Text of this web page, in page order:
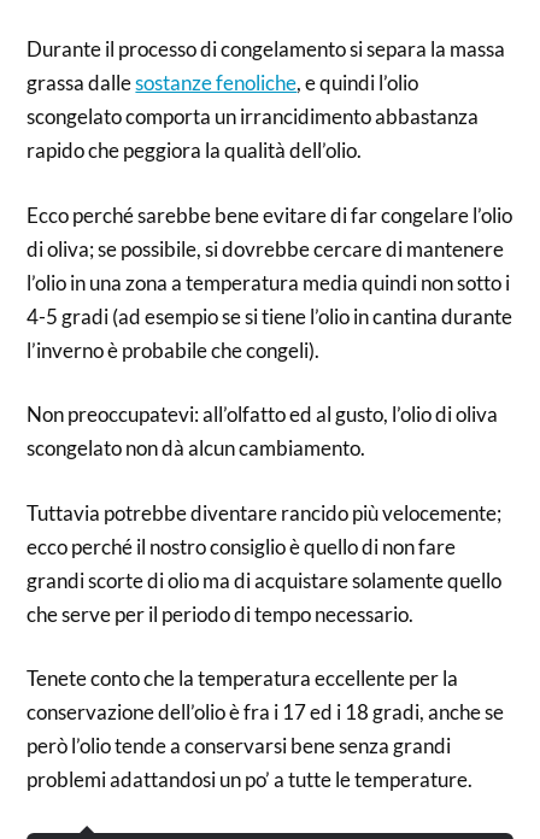
Durante il processo di congelamento si separa la massa
grassa dallesostanze fenoliche, e quindi l’olio
scongelato comporta un irrancidimento abbastanza
rapido che peggiora la qualità dell’olio.
Ecco perché sarebbe bene evitare di far congelare l’olio
di oliva; se possibile, si dovrebbe cercare di mantenere
l’olio in una zona a temperatura media quindi non sotto i
4-5 gradi (ad esempio se si tiene l’olio in cantina durante
l’inverno è probabile che congeli).
Non preoccupatevi: all’olfatto ed al gusto, l’olio di oliva
scongelato non dà alcun cambiamento.
Tuttavia potrebbe diventare rancido più velocemente;
ecco perché il nostro consiglio è quello di non fare
grandi scorte di olio ma di acquistare solamente quello
che serve per il periodo di tempo necessario.
Tenete conto che la temperatura eccellente per la
conservazione dell’olio è fra i 17 ed i 18 gradi, anche se
però l’olio tende a conservarsi bene senza grandi
problemi adattandosi un po’ a tutte le temperature.